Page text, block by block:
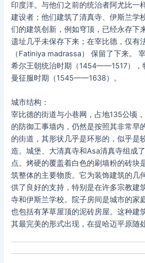
印度洋。与他们之前的统治者阿尤比一
建设者；他们建筑了清真寺、伊斯兰学
们的建筑创新，例如穹顶，已经永存下
遗址几乎未保存下来；在宰比德，仅有
（Fatiniya madrassa） 保留了下来。
希尔王朝统治时期（1454——1517），
曼征服时期（1545——1638）。
城市结构：
宰比德的街道与小巷网，占地135公顷
的防御工事墙内，仍然是按照其非常早
的街道，其形状几乎是环形的，似乎是
造。城堡、大清真寺和Asa清真寺组成
点。烤硬的覆盖着白色的刷墙粉的砖块
筑整体的主要物质。它为装饰建筑的几
供了良好的支持，特别是在许多宗教建
寺和伊斯兰学校。院子房间是城市的家
也包括有茅草屋顶的泥砖房屋。这种建
其最完美的形式出现，在提哈迈平原随